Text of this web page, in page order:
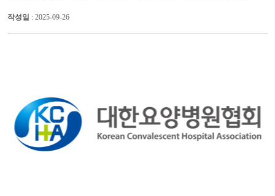
작성일 : 2025-09-26